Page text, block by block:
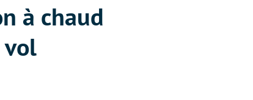
à chaud